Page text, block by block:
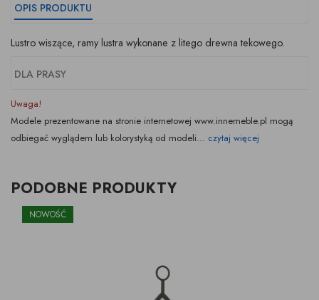
OPIS PRODUKTU
Lustro wiszące, ramy lustra wykonane z litego drewna tekowego.
DLA PRASY
Uwaga!
Modele prezentowane na stronie internetowej www.innemeble.pl mogą
odbiegać wyglądem lub kolorystyką od modeli... czytaj więcej
PODOBNE PRODUKTY
NOWOŚĆ